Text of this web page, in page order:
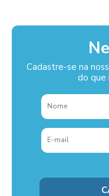
Cadastre-se na
do que